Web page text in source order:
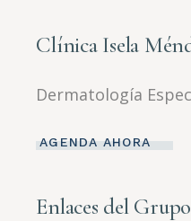
Clínica Isela
Dermatología
AGENDA AHORA
Enlaces del